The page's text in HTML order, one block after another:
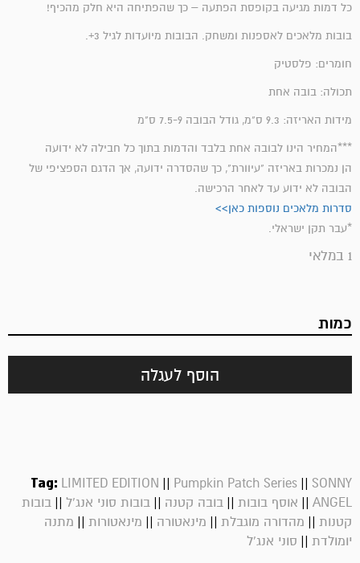
כל דמות מגיעה בקופסת הפתעה – כך שהפתיחה היא חלק מהכיף!
בובות מלאכים לאספנות ומשחק. הבובות מיועדות לגיל 3+.
חומרים: פלסטיק
תכולה: בובה אחת
מידות האריזה: 9.3 ס"מ, גודל הבובה 7.5-9 ס"מ
***המחיר הינו לבובה אחת בלבד והדמות בתוך כל חבילה לא ידועה
הן נמכרות באריזה "עיוורת", כך שהסדרה ידועה, אך הדגם הספציפי של
הבובה לא ידוע עד לאחר הרכישה.
סדרות מלאכים נוספות כאן>>
*עבר תקן ישראלי.
1 במלאי
כמות
הוסף לעגלה
Tag: LIMITED EDITION || Pumpkin Patch Series || SONNY
ANGEL
|| אוסף בובות || בובה קטנה || בובות סוני אנג'ל || בובות
קטנות || מהדורה מוגבלת || מינאטורה || מינאטורות || מתנה
יומולדת || סוני אנג'ל